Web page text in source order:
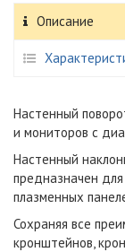
Описание
Настенный
и мониторов с
Настенный
предназначен
плазменных
Сохраняя все
кронштейнов,